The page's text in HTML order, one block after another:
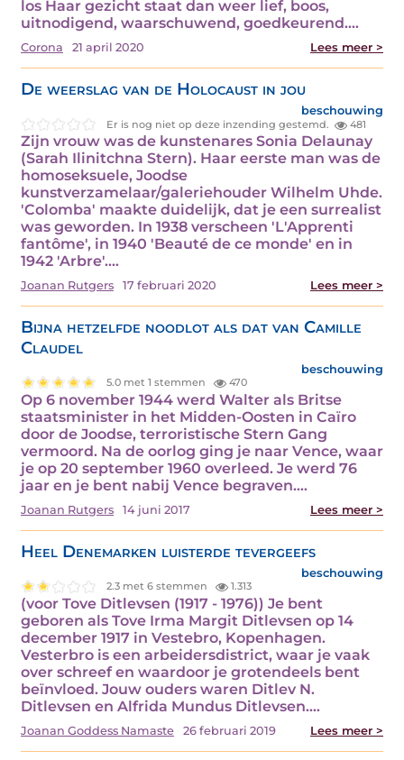
los Haar gezicht staat dan weer lief, boos,
uitnodigend, waarschuwend, goedkeurend.…
Corona 21 april 2020 Lees meer >
De weerslag van de Holocaust in jou
beschouwing
Er is nog niet op deze inzending gestemd. 481
Zijn vrouw was de kunstenares Sonia Delaunay
(Sarah Ilinitchna Stern). Haar eerste man was de
homoseksuele, Joodse
kunstverzamelaar/galeriehouder Wilhelm Uhde.
'Colomba' maakte duidelijk, dat je een surrealist
was geworden. In 1938 verscheen 'L'Apprenti
fantôme', in 1940 'Beauté de ce monde' en in
1942 'Arbre'.…
Joanan Rutgers 17 februari 2020 Lees meer >
Bijna hetzelfde noodlot als dat van Camille
Claudel
beschouwing
5.0 met 1 stemmen 470
Op 6 november 1944 werd Walter als Britse
staatsminister in het Midden-Oosten in Caïro
door de Joodse, terroristische Stern Gang
vermoord. Na de oorlog ging je naar Vence, waar
je op 20 september 1960 overleed. Je werd 76
jaar en je bent nabij Vence begraven.…
Joanan Rutgers 14 juni 2017 Lees meer >
Heel Denemarken luisterde tevergeefs
beschouwing
2.3 met 6 stemmen 1.313
(voor Tove Ditlevsen (1917 - 1976)) Je bent
geboren als Tove Irma Margit Ditlevsen op 14
december 1917 in Vestebro, Kopenhagen.
Vesterbro is een arbeidersdistrict, waar je vaak
over schreef en waardoor je grotendeels bent
beïnvloed. Jouw ouders waren Ditlev N.
Ditlevsen en Alfrida Mundus Ditlevsen.…
Joanan Goddess Namaste 26 februari 2019 Lees meer >